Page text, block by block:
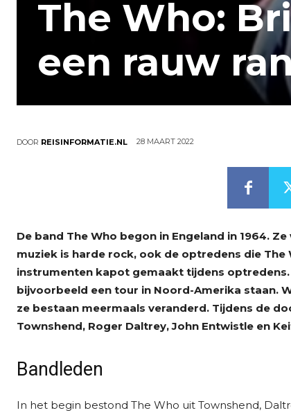
The Who:
een rauw
DOOR REISINFORMATIE.NL 28 MAART 2022
De band The Who begon in Engeland in 1964.
muziek is harde rock, ook de optredens die
instrumenten kapot gemaakt tijdens
bijvoorbeeld een tour in Noord-Amerika staan.
ze bestaan meermaals veranderd. Tijdens de
Townshend, Roger Daltrey, John Entwistle en
Bandleden
In het begin bestond The Who uit Townshend,